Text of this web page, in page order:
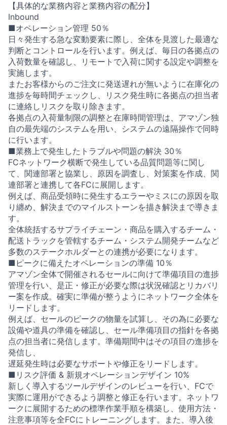
【具体的な業務内容と業務内容の配分】
Inbound
■オペレーション管理 50％
日々発生する急な変動要素に際し、全体を見渡した最適な
判断とコントロールを行います。例えば、毎日の各拠点の
入荷数量を確認し、リモートで入荷に関する設定や調整を
実施します。
またお客様からのご注文に発送遅れが無いように在庫化の
進捗を毎時間チェックし、リスク発生時に各拠点の担当者
に連絡しリスクを取り除きます。
各拠点の入荷量制限の調整と在庫時間管理は、アマゾン独
自の最先端のシステムを用い、システムの遠隔操作で同時
に行います。
■業務上で発生したトラブルや問題の解決 30％
FCネットワーク横断で発生している品質問題等に関し
て、関連部署と協業し、原因を調査し、対策案を作成、関
連部署と連携して各FCに展開します。
例えば、商品受領時に発生するエラーやミスにの原因を取
り纏め、解決までのマイルストーンを描き解決まで導きま
す。
全体統括するサプライチェーン・商品を購入するチーム・
配送トラックを管轄するチーム・システム開発チームなど
多数のステークホルダーとの連携が必要になります。
■ピークに備えたオペレーションの準備 10％
アマゾン全体で開催されるセールに向けて準備項目の進捗
管理を行い、是正・修正が必要な際は状況確認とリカバリ
ー案を作成。確実に準備が整うようにネットワーク全体を
リードします。
例えば、セールのピークの物量を試算し、その為に必要な
設備や道具の準備を確認し、セール準備項目の指針を各拠
点の担当者に発信します。準備期間中はその項目の進捗を
発信し、
遅延発生時は必要なサポートや修正をリードします。
■リスク評価 & 新規オペレーションデザイン 10%
新しく導入するツールデザインのレビューを行い、FCで
実際に運用ができるよう調整と修正を行います。ネットワ
ークに展開するための標準作業手順を構築し、使用方法・
注意事項等を全FCにトレーニングします。また、導入後